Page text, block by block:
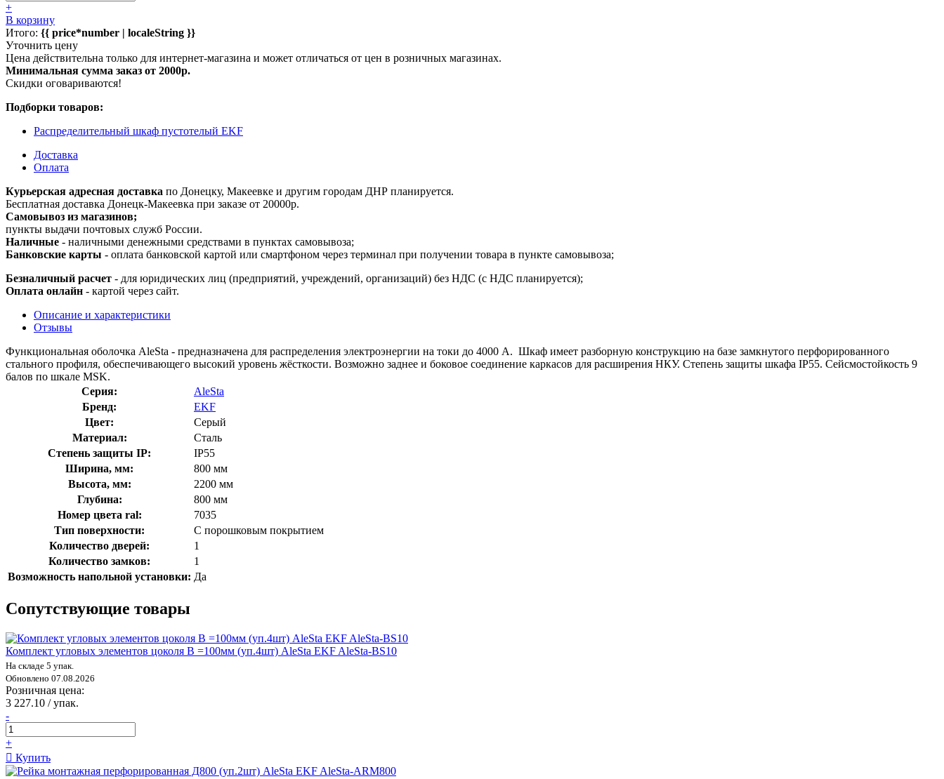
+
В корзину
Итого: {{ price*number | localeString }}
Уточнить цену
Цена действительна только для интернет-магазина и может отличаться от цен в розничных магазинах.
Минимальная сумма заказ от 2000р.
Скидки оговариваются!
Подборки товаров:
Распределительный шкаф пустотелый EKF
Доставка
Оплата
Курьерская адресная доставка по Донецку, Макеевке и другим городам ДНР планируется.
Бесплатная доставка Донецк-Макеевка при заказе от 20000р.
Самовывоз из магазинов;
пункты выдачи почтовых служб России.
Наличные - наличными денежными средствами в пунктах самовывоза;
Банковские карты - оплата банковской картой или смартфоном через терминал при получении товара в пункте самовывоза;
Безналичный расчет - для юридических лиц (предприятий, учреждений, организаций) без НДС (с НДС планируется);
Оплата онлайн - картой через сайт.
Описание и характеристики
Отзывы
Функциональная оболочка AleSta - предназначена для распределения электроэнергии на токи до 4000 А. Шкаф имеет разборную конструкцию на базе замкнутого перфорированного
стального профиля, обеспечивающего высокий уровень жёсткости. Возможно заднее и боковое соединение каркасов для расширения НКУ. Степень защиты шкафа IP55. Сейсмостойкость 9
балов по шкале MSK.
Серия:
AleSta
Бренд:
EKF
Цвет:
Серый
Материал:
Сталь
Степень защиты IP:
IP55
Ширина, мм:
800 мм
Высота, мм:
2200 мм
Глубина:
800 мм
Номер цвета ral:
7035
Тип поверхности:
С порошковым покрытием
Количество дверей:
1
Количество замков:
1
Возможность напольной установки: Да
Сопутствующие товары
Комплект угловых элементов цоколя В =100мм (уп.4шт) AleSta EKF AleSta-BS10
На складе 5 упак.
Обновлено 07.08.2026
Розничная цена:
3 227.10 / упак.
-
+
Купить